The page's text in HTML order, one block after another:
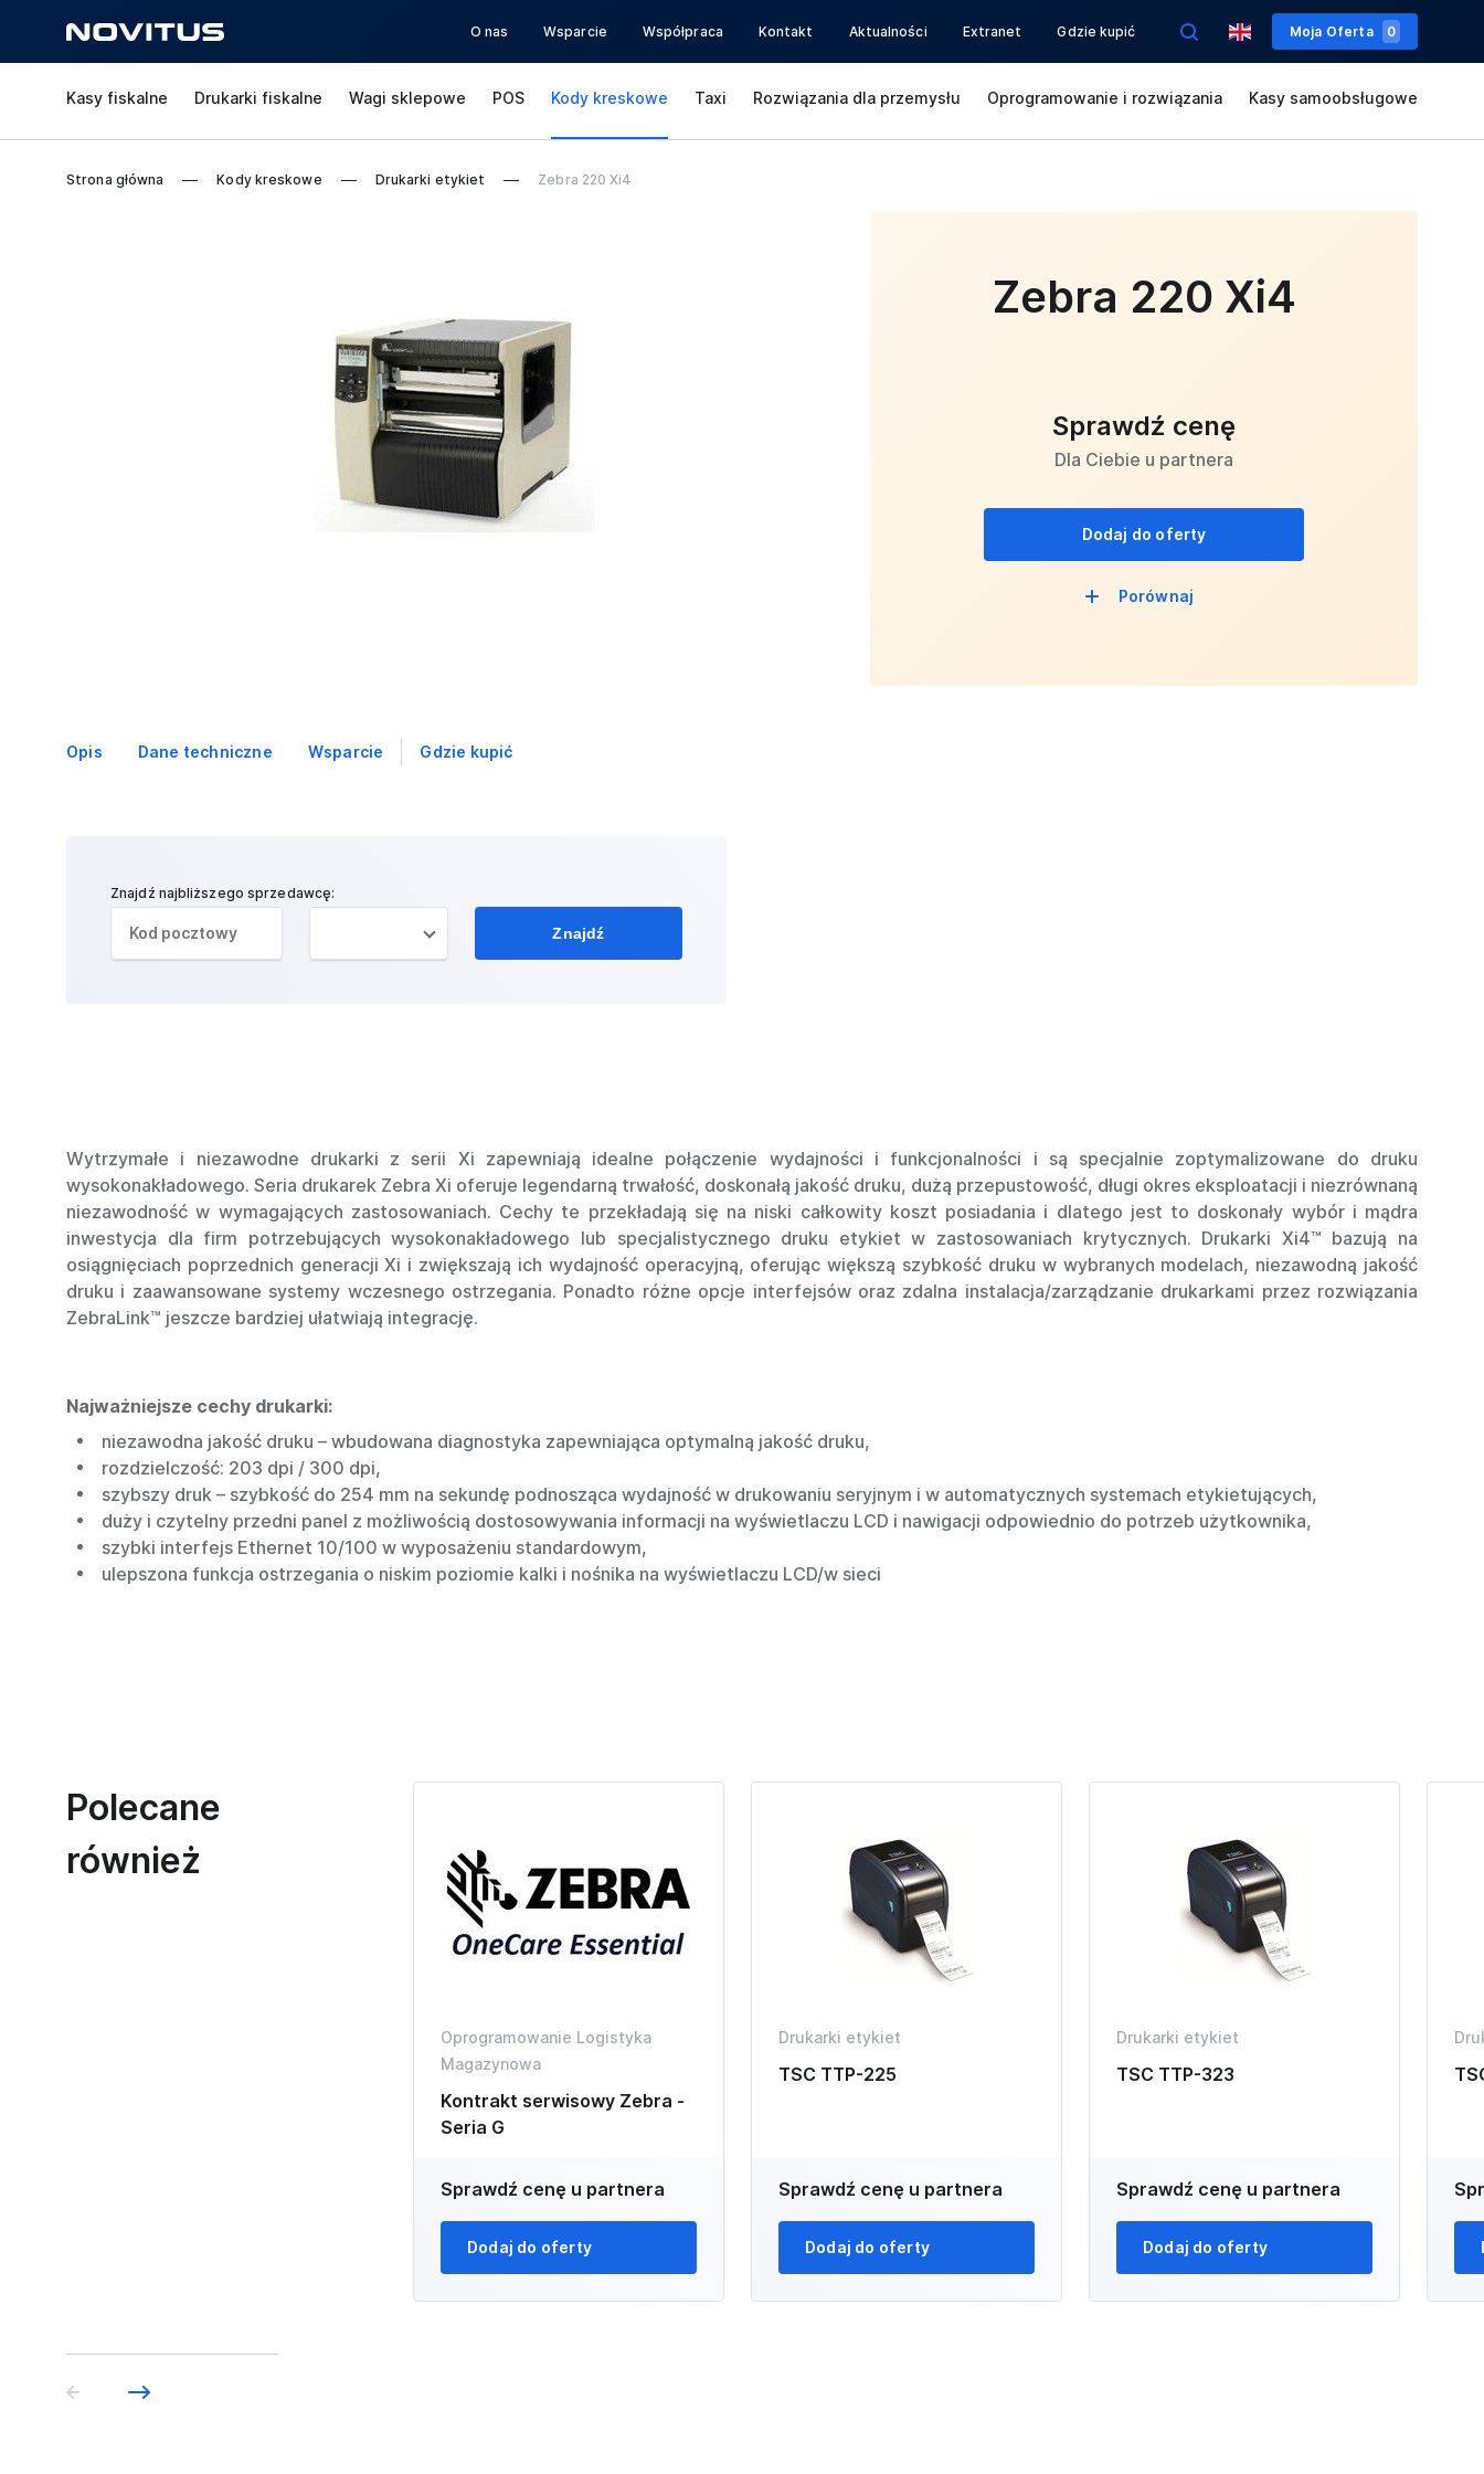
O nas Wsparcie Współpraca Kontakt Aktualności Extranet Gdzie kupić Moja Oferta 0
Kasy fiskalne Drukarki fiskalne Wagi sklepowe POS Kody kreskowe Taxi Rozwiązania dla przemysłu Oprogramowanie i rozwiązania Kasy samoobsługowe
Strona główna Kody kreskowe Drukarki etykiet Zebra 220 Xi4
Zebra 220 Xi4
Sprawdź cenę
Dla Ciebie u partnera
Dodaj do oferty
Porównaj
Opis Dane techniczne Wsparcie Gdzie kupić
Znajdź najbliższego sprzedawcę:
Znajdź
Wytrzymałe i niezawodne drukarki z serii Xi zapewniają idealne połączenie wydajności i funkcjonalności i są specjalnie zoptymalizowane do druku
wysokonakładowego. Seria drukarek Zebra Xi oferuje legendarną trwałość, doskonałą jakość druku, dużą przepustowość, długi okres eksploatacji i niezrównaną
niezawodność w wymagających zastosowaniach. Cechy te przekładają się na niski całkowity koszt posiadania i dlatego jest to doskonały wybór i mądra
inwestycja dla firm potrzebujących wysokonakładowego lub specjalistycznego druku etykiet w zastosowaniach krytycznych. Drukarki Xi4™ bazują na
osiągnięciach poprzednich generacji Xi i zwiększają ich wydajność operacyjną, oferując większą szybkość druku w wybranych modelach, niezawodną jakość
druku i zaawansowane systemy wczesnego ostrzegania. Ponadto różne opcje interfejsów oraz zdalna instalacja/zarządzanie drukarkami przez rozwiązania
ZebraLink™ jeszcze bardziej ułatwiają integrację.
Najważniejsze cechy drukarki:
niezawodna jakość druku – wbudowana diagnostyka zapewniająca optymalną jakość druku,
rozdzielczość: 203 dpi / 300 dpi,
szybszy druk – szybkość do 254 mm na sekundę podnosząca wydajność w drukowaniu seryjnym i w automatycznych systemach etykietujących,
duży i czytelny przedni panel z możliwością dostosowywania informacji na wyświetlaczu LCD i nawigacji odpowiednio do potrzeb użytkownika,
szybki interfejs Ethernet 10/100 w wyposażeniu standardowym,
ulepszona funkcja ostrzegania o niskim poziomie kalki i nośnika na wyświetlaczu LCD/w sieci
Polecane
również
Oprogramowanie Logistyka
Magazynowa
Kontrakt serwisowy Zebra -
Seria G
Sprawdź cenę u partnera
Dodaj do oferty
Drukarki etykiet
TSC TTP-225
Sprawdź cenę u partnera
Dodaj do oferty
Drukarki etykiet
TSC TTP-323
Sprawdź cenę u partnera
Dodaj do oferty